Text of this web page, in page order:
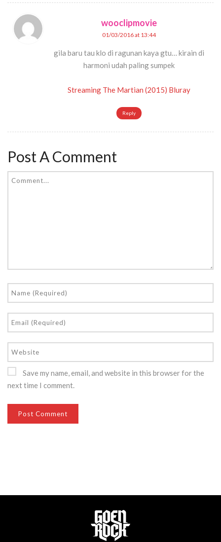
wooclipmovie
01/03/2016 at 13:44
gila baru tau klo di ragunan kaya gtu… kirain di
harmoni udah paling sumpek
Streaming The Martian (2015) Bluray
Reply
Post A Comment
Save my name, email, and website in this browser for the
next time I comment.